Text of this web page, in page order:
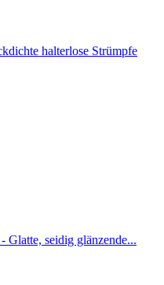
halterlose Strümpfe
Glatte, seidig glänzende...